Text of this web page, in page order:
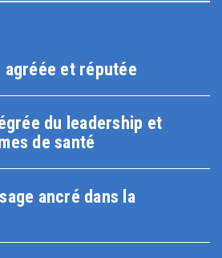
agréée et réputée
du leadership et
de santé
ancré dans la